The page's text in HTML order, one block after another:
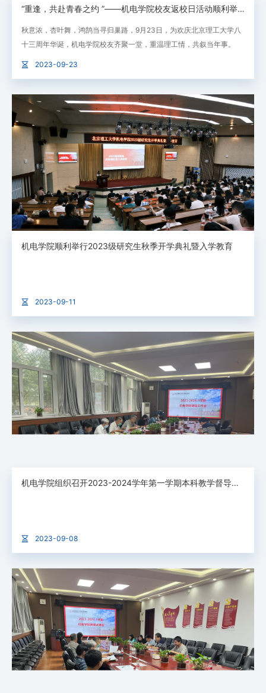
“重逢，共赴青春之约 ”——机电学院校友返校日活动顺利举办
秋意浓，杏叶舞，鸿鹄当寻归巢路，9月23日，为欢庆北京理工大学八
十三周年华诞，机电学院校友齐聚一堂，重温理工情，共叙当年事。
2023-09-23
机电学院顺利举行2023级研究生秋季开学典礼暨入学教育
2023-09-11
机电学院组织召开2023-2024学年第一学期本科教学督导工作会
2023-09-08